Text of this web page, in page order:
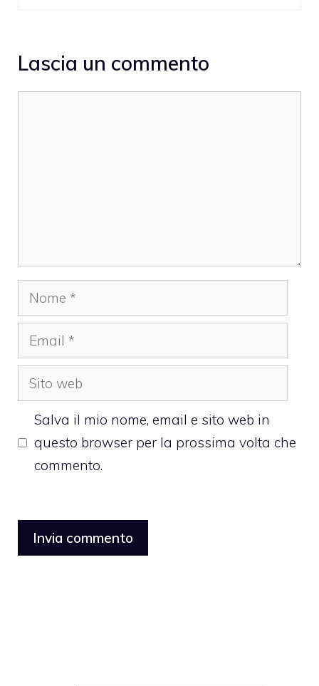
Lascia un commento
Nome
Email
Sito
web
Salva il mio nome, email e sito web in
questo browser per la prossima volta che
commento.